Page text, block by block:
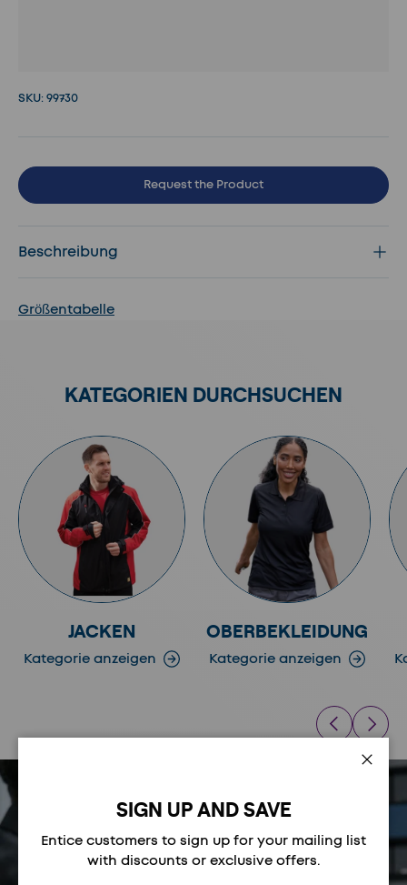
SKU: 99730
Request the Product
Beschreibung
Größentabelle
KATEGORIEN DURCHSUCHEN
JACKEN
Kategorie anzeigen
OBERBEKLEIDUNG
Kategorie anzeigen
Nächste
Vorherige
SIGN UP AND SAVE
Entice customers to sign up for your mailing list
with discounts or exclusive offers.